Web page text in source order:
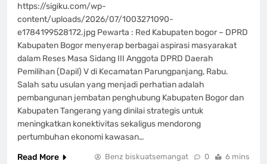
https://sigiku.com/wp-
content/uploads/2026/07/1003271090-
e1784199528172.jpg Pewarta : Red Kabupaten bogor – DPRD
Kabupaten Bogor menyerap berbagai aspirasi masyarakat
dalam Reses Masa Sidang III Anggota DPRD Daerah
Pemilihan (Dapil) V di Kecamatan Parungpanjang, Rabu.
Salah satu usulan yang menjadi perhatian adalah
pembangunan jembatan penghubung Kabupaten Bogor dan
Kabupaten Tangerang yang dinilai strategis untuk
meningkatkan konektivitas sekaligus mendorong
pertumbuhan ekonomi kawasan…
Read More
Benz biskuatsemangat 0 6 mins